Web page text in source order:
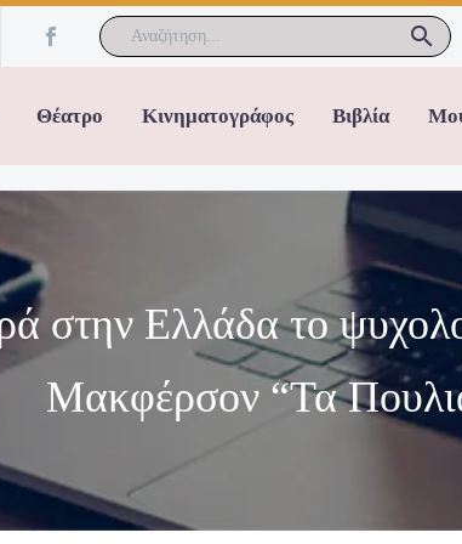
Θέατρο Κινηματογράφος Βιβλία
στην Ελλάδα το
Μακφέρσον “Τα